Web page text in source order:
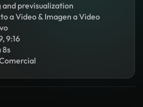
previsualization
a Video & Imagen a Video
9:16
8s